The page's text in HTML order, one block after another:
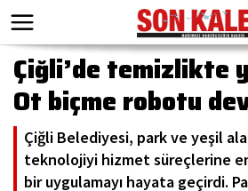
Çiğli’de temizlikte
Ot biçme robotu
Çiğli Belediyesi, park ve yeşil
teknolojiyi hizmet süreçlerine
bir uygulamayı hayata geçirdi.